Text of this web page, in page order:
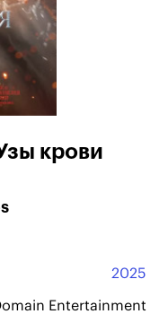
крови
2025
Entertainment